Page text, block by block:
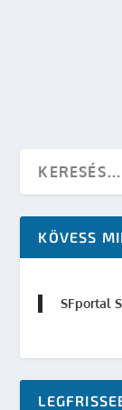
KÖVESS
SFportal